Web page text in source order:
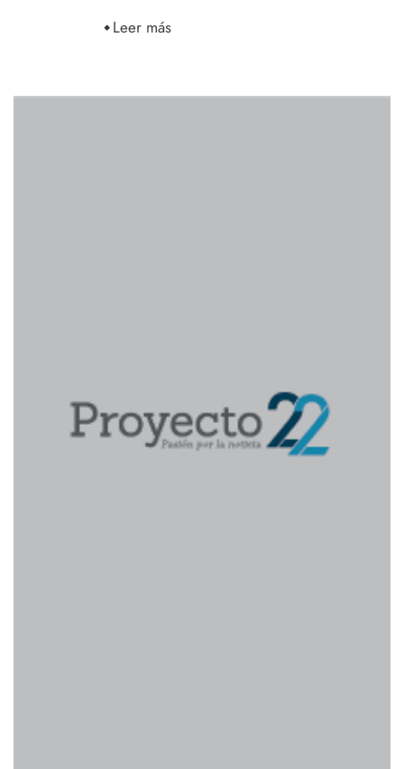
Leer más